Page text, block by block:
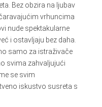
Bez obzira na ljubav
vrhuncima
nude spektakularne
i ostavljaju bez daha.
samo za istraživače
svima zahvaljujući
se svim
iskustvo susreta s